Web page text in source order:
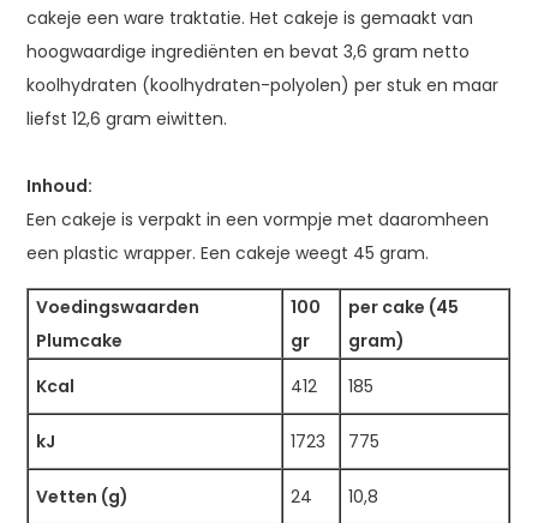
cakeje een ware traktatie. Het cakeje is gemaakt van
hoogwaardige ingrediënten en bevat 3,6 gram netto
koolhydraten (koolhydraten-polyolen) per stuk en maar
liefst 12,6 gram eiwitten.
Inhoud:
Een cakeje is verpakt in een vormpje met daaromheen
een plastic wrapper. Een cakeje weegt 45 gram.
Voedingswaarden
Plumcake
100
gr
per cake (45
gram)
Kcal
412 185
kJ 1723 775
Vetten (g) 24
10,8